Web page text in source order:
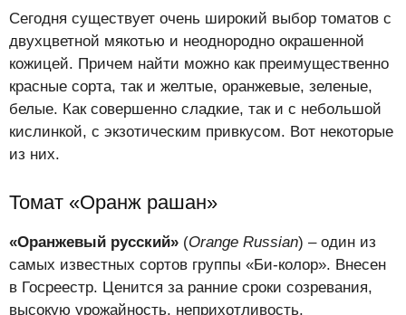
Сегодня существует очень широкий выбор томатов с
двухцветной мякотью и неоднородно окрашенной
кожицей. Причем найти можно как преимущественно
красные сорта, так и желтые, оранжевые, зеленые,
белые. Как совершенно сладкие, так и с небольшой
кислинкой, с экзотическим привкусом. Вот некоторые
из них.
Томат «Оранж рашан»
«Оранжевый русский» (Orange Russian) – один из
самых известных сортов группы «Би-колор». Внесен
в Госреестр. Ценится за ранние сроки созревания,
высокую урожайность, неприхотливость.